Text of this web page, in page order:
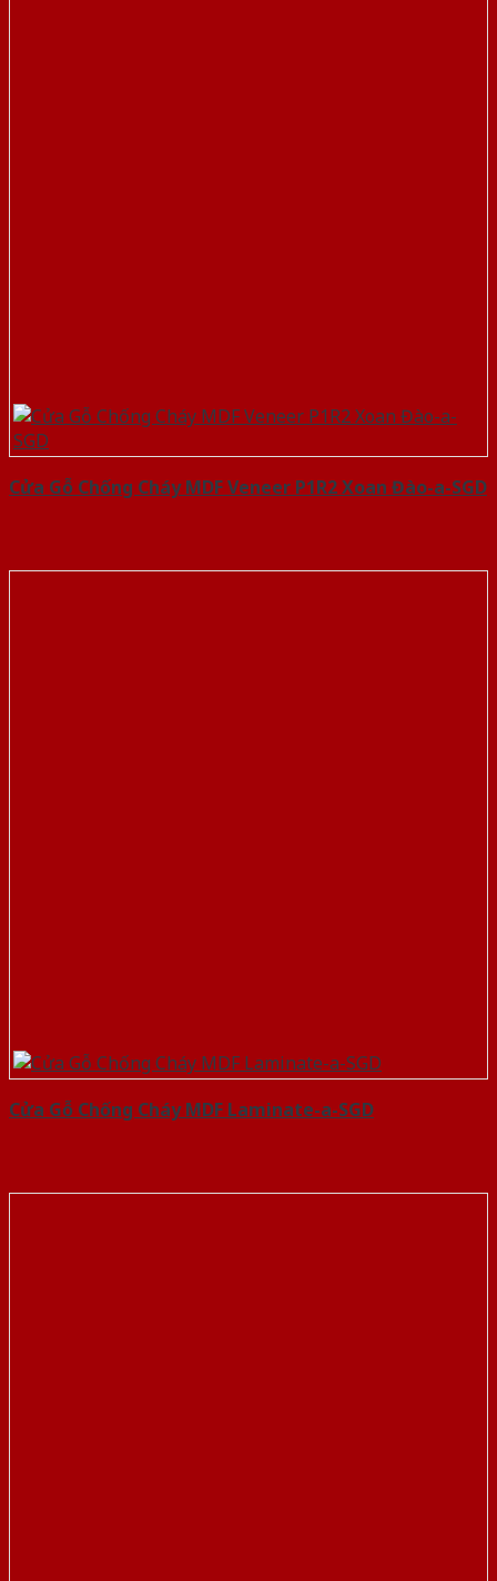
Cửa Gỗ Chống Cháy MDF Veneer P1R2 Xoan Đào-a-SGD
Cửa Gỗ Chống Cháy MDF Laminate-a-SGD